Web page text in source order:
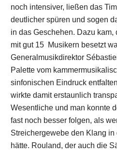
noch intensiver, ließen das
deutlicher spüren und sogen
in das Geschehen. Dazu kam,
mit gut 15 Musikern besetzt
Generalmusikdirektor
Palette vom
sinfonischen Eindruck
wirkte damit erstaunlich
Wesentliche und man konnte
fast noch besser folgen, als
Streichergewebe den Klang
hätte. Rouland, der auch die